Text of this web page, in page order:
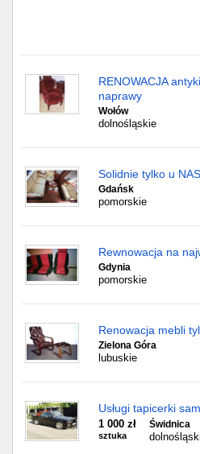
RENOWACJA
naprawy
Wołów
dolnośląskie
Solidnie tylko u NAS
Gdańsk
pomorskie
Rewnowacja na
Gdynia
pomorskie
Renowacja mebli
Zielona Góra
lubuskie
Usługi tapicerki
1 000 zł
sztuka
Świdnica